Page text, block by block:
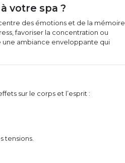
votre spa ?
des émotions et de la
favoriser la concentration ou
une ambiance enveloppante qui
sur le corps et l’esprit :
tensions.